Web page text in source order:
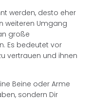
werden, desto eher
weiteren Umgang
große
Es bedeutet vor
vertrauen und ihnen
Beine oder Arme
sondern Dir